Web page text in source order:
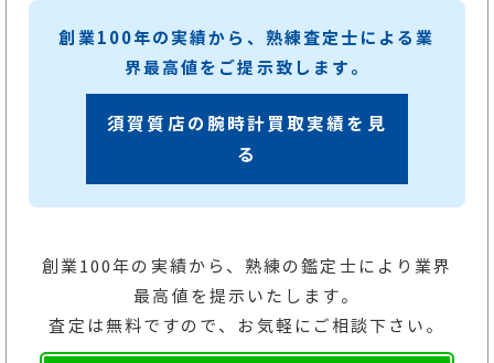
創業100年の実績から、熟練査定士による業
界最高値をご提示致します。
須賀質店の腕時計買取実績を見
る
創業100年の実績から、熟練の鑑定士により業界
最高値を提示いたします。
査定は無料ですので、お気軽にご相談下さい。